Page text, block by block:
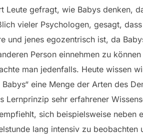
Leute gefragt, wie Babys denken,
vieler Psychologen, gesagt,
und jenes egozentrisch ist, da
Person einnehmen zu
man jedenfalls. Heute wissen
eine Menge der Arten des
Lernprinzip sehr erfahrener
sich beispielsweise neben
lang intensiv zu beobachten